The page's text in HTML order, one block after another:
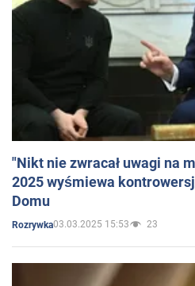
"Nikt nie zwracał uwagi na
2025 wyśmiewa
Domu
Rozrywka03.03.2025 15:53 23